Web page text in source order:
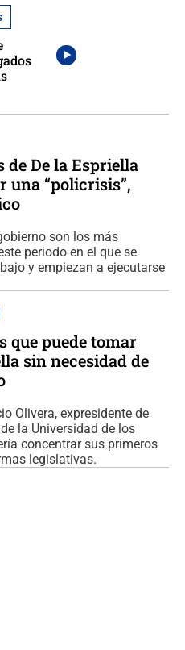
de De la Espriella
una “policrisis”,
son los más
periodo en el que se
y empiezan a ejecutarse
que puede tomar
sin necesidad de
Olivera, expresidente de
la Universidad de los
concentrar sus primeros
legislativas.